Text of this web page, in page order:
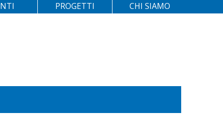
PROGETTI CHI SIAMO